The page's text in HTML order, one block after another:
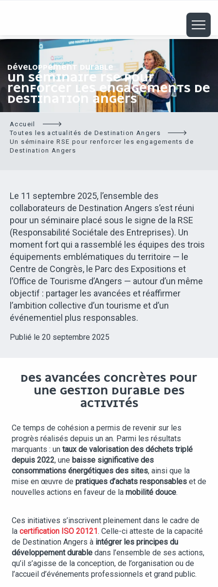
PRINCIPAL
DÉVELOPPEMENT DURABLE
UN SÉMINAIRE RSE POUR
RENFORCER LES ENGAGEMENTS DE
DESTINATION ANGERS
Accueil
Toutes les actualités de Destination Angers
Un séminaire RSE pour renforcer les engagements de
Destination Angers
Le 11 septembre 2025, l’ensemble des
collaborateurs de Destination Angers s’est réuni
pour un séminaire placé sous le signe de la RSE
(Responsabilité Sociétale des Entreprises). Un
moment fort qui a rassemblé les équipes des trois
équipements emblématiques du territoire — le
Centre de Congrès, le Parc des Expositions et
l’Office de Tourisme d’Angers — autour d’un même
objectif : partager les avancées et réaffirmer
l’ambition collective d’un tourisme et d’un
événementiel plus responsables.
Publié le 20 septembre 2025
DES AVANCÉES CONCRÈTES POUR
UNE GESTION DURABLE DES
ACTIVITÉS
Ce temps de cohésion a permis de revenir sur les
progrès réalisés depuis un an. Parmi les résultats
marquants : un taux de valorisation des déchets triplé
depuis 2022, une baisse significative des
consommations énergétiques des sites, ainsi que la
mise en œuvre de pratiques d’achats responsables et de
nouvelles actions en faveur de la mobilité douce.
Ces initiatives s’inscrivent pleinement dans le cadre de
la certification ISO 20121. Celle-ci atteste de la capacité
de Destination Angers à intégrer les principes du
développement durable dans l’ensemble de ses actions,
qu’il s’agisse de la conception, de l’organisation ou de
l’accueil d’événements professionnels et grand public.